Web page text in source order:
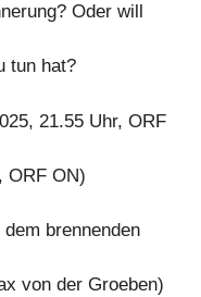
Oder will
tun hat?
21.55 Uhr, ORF
ORF ON)
brennenden
von der Groeben)